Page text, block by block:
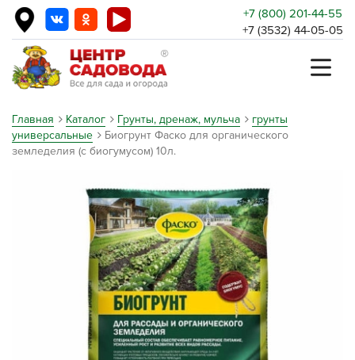
+7 (800) 201-44-55
+7 (3532) 44-05-05
Главная Каталог Грунты, дренаж, мульча
грунты
универсальные
Биогрунт Фаско для органического
земледелия (с биогумусом) 10л.